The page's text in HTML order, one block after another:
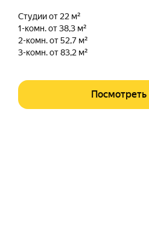
Студии от 22 м²
1-комн. от 38,3 м²
2-комн. от 52,7 м²
3-комн. от 83,2 м²